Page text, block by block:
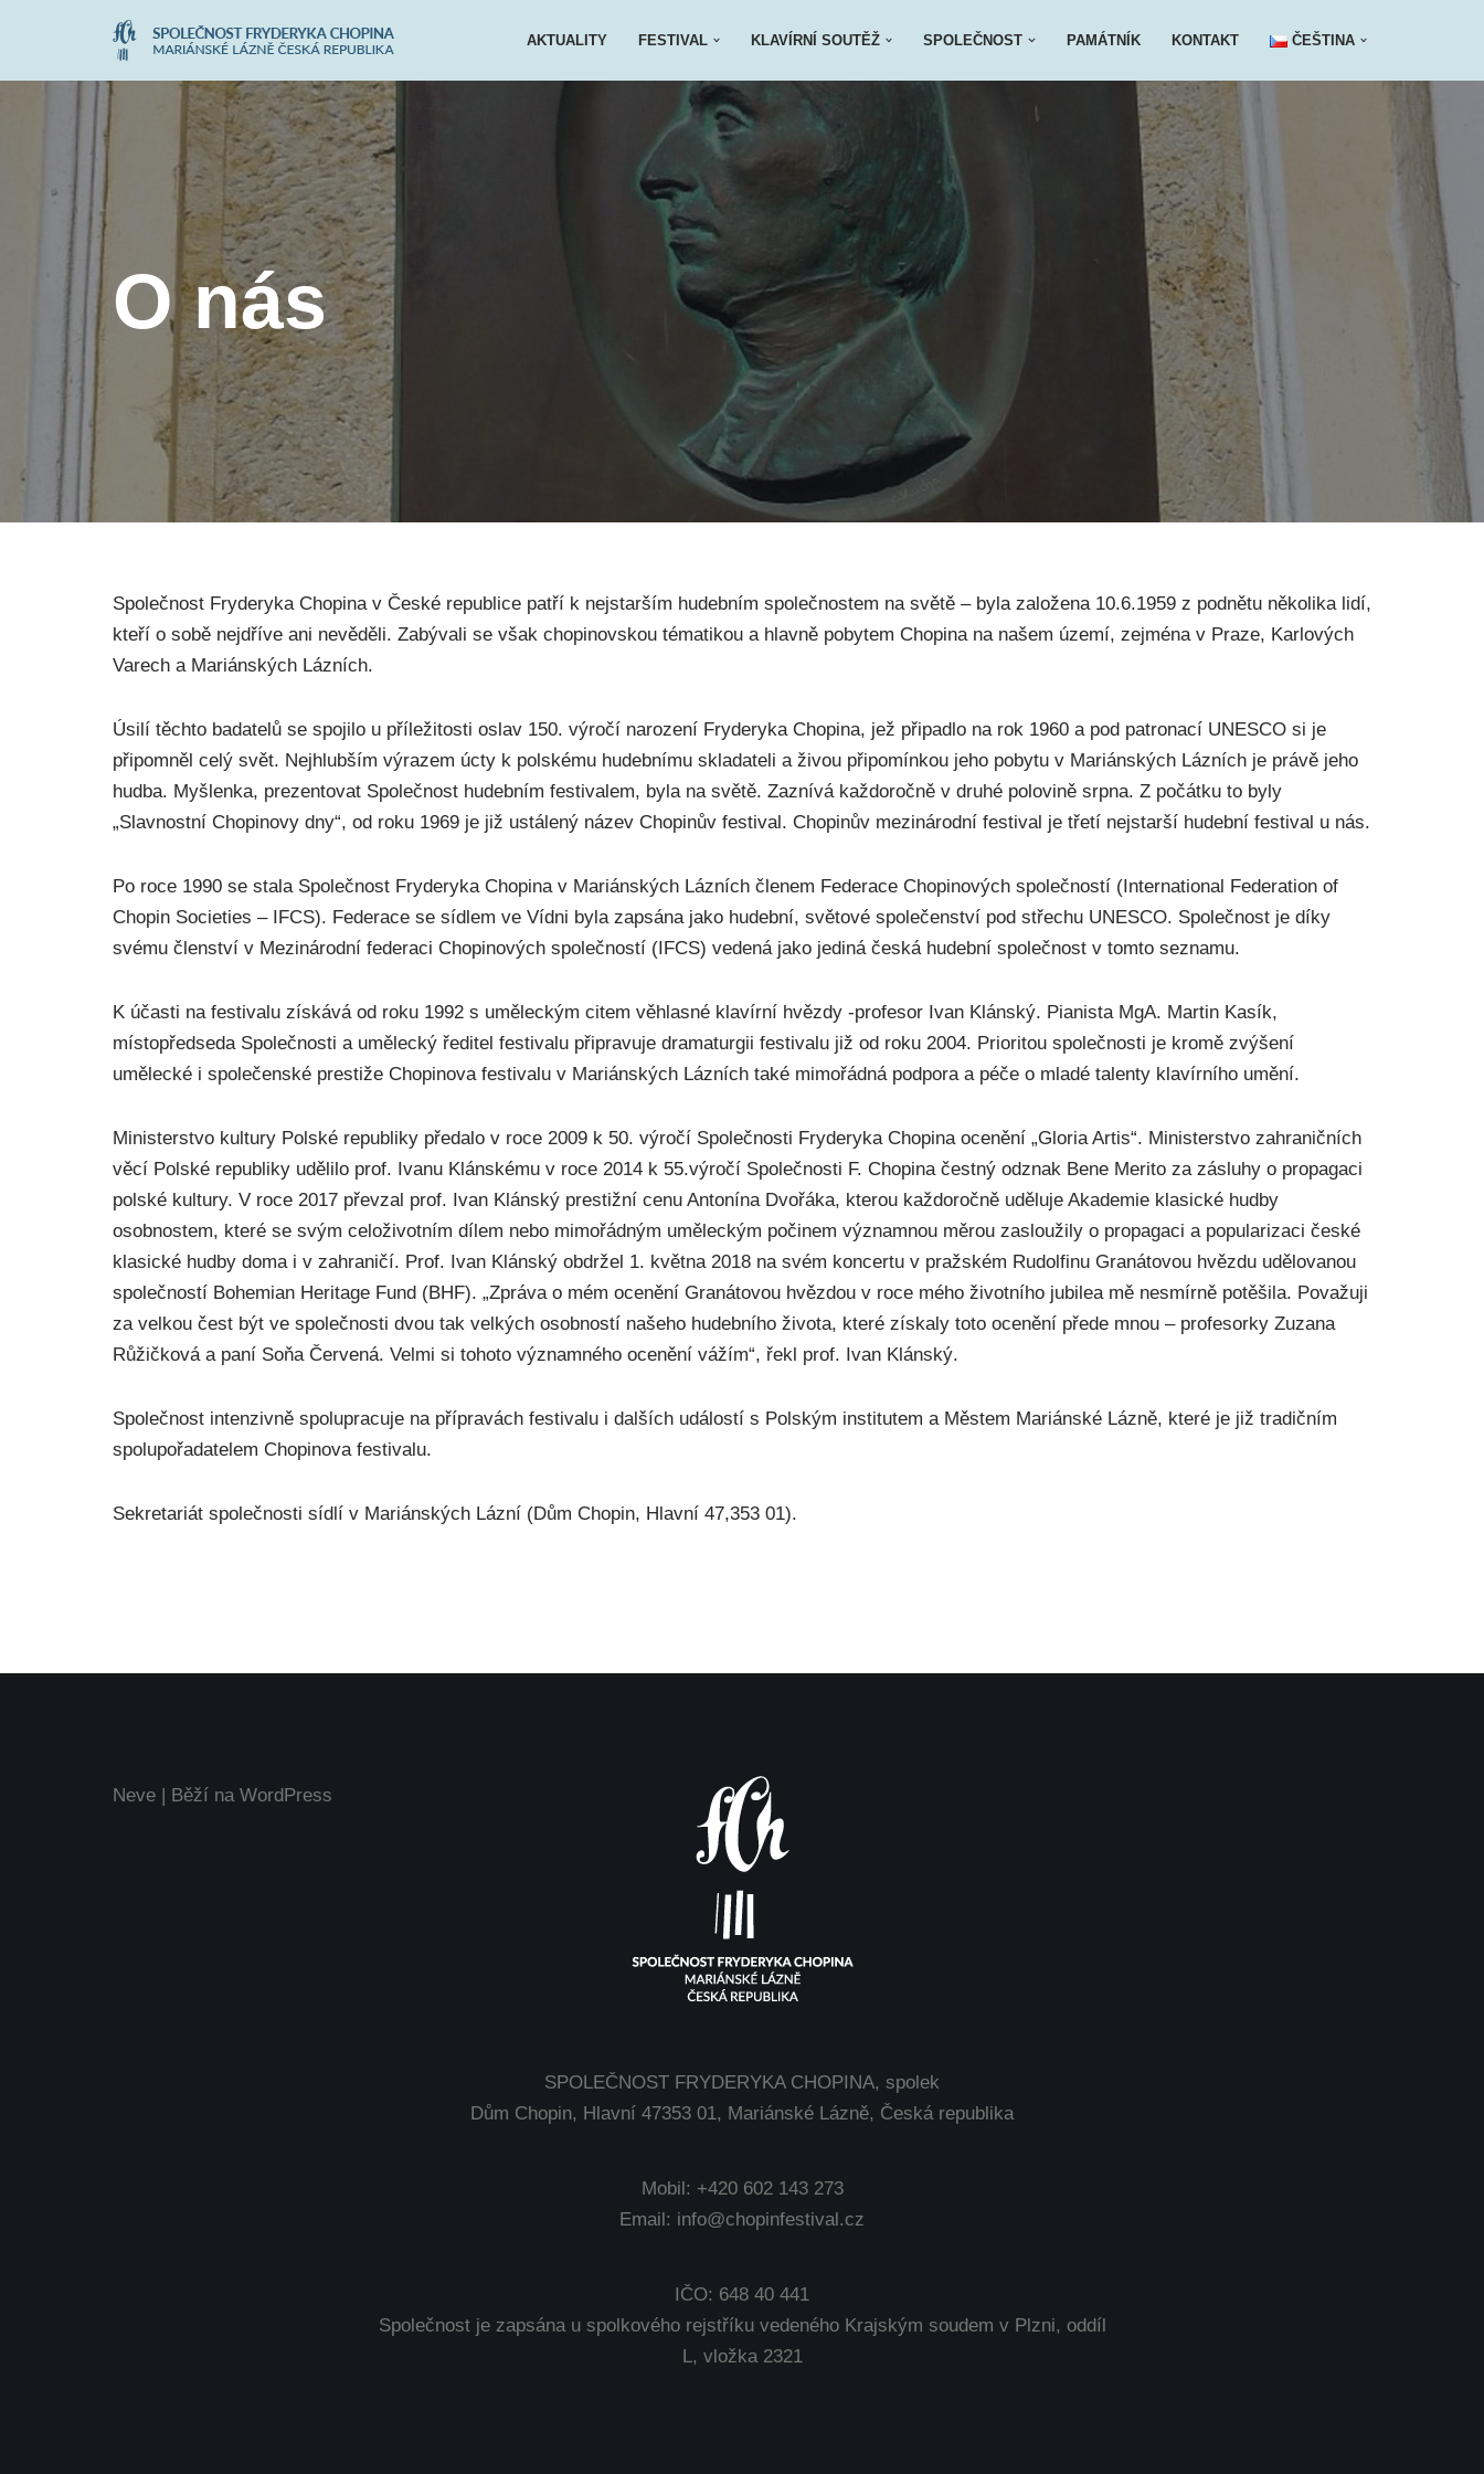
AKTUALITY FESTIVAL KLAVÍRNÍ SOUTĚŽ SPOLEČNOST PAMÁTNÍK KONTAKT ČEŠTINA
O nás
Společnost Fryderyka Chopina v České republice patří k nejstarším hudebním společnostem na světě – byla založena 10.6.1959 z podnětu několika lidí,
kteří o sobě nejdříve ani nevěděli. Zabývali se však chopinovskou tématikou a hlavně pobytem Chopina na našem území, zejména v Praze, Karlových
Varech a Mariánských Lázních.
Úsilí těchto badatelů se spojilo u příležitosti oslav 150. výročí narození Fryderyka Chopina, jež připadlo na rok 1960 a pod patronací UNESCO si je
připomněl celý svět. Nejhlubším výrazem úcty k polskému hudebnímu skladateli a živou připomínkou jeho pobytu v Mariánských Lázních je právě jeho
hudba. Myšlenka, prezentovat Společnost hudebním festivalem, byla na světě. Zaznívá každoročně v druhé polovině srpna. Z počátku to byly
„Slavnostní Chopinovy dny“, od roku 1969 je již ustálený název Chopinův festival. Chopinův mezinárodní festival je třetí nejstarší hudební festival u nás.
Po roce 1990 se stala Společnost Fryderyka Chopina v Mariánských Lázních členem Federace Chopinových společností (International Federation of
Chopin Societies – IFCS). Federace se sídlem ve Vídni byla zapsána jako hudební, světové společenství pod střechu UNESCO. Společnost je díky
svému členství v Mezinárodní federaci Chopinových společností (IFCS) vedená jako jediná česká hudební společnost v tomto seznamu.
K účasti na festivalu získává od roku 1992 s uměleckým citem věhlasné klavírní hvězdy -profesor Ivan Klánský. Pianista MgA. Martin Kasík,
místopředseda Společnosti a umělecký ředitel festivalu připravuje dramaturgii festivalu již od roku 2004. Prioritou společnosti je kromě zvýšení
umělecké i společenské prestiže Chopinova festivalu v Mariánských Lázních také mimořádná podpora a péče o mladé talenty klavírního umění.
Ministerstvo kultury Polské republiky předalo v roce 2009 k 50. výročí Společnosti Fryderyka Chopina ocenění „Gloria Artis“. Ministerstvo zahraničních
věcí Polské republiky udělilo prof. Ivanu Klánskému v roce 2014 k 55.výročí Společnosti F. Chopina čestný odznak Bene Merito za zásluhy o propagaci
polské kultury. V roce 2017 převzal prof. Ivan Klánský prestižní cenu Antonína Dvořáka, kterou každoročně uděluje Akademie klasické hudby
osobnostem, které se svým celoživotním dílem nebo mimořádným uměleckým počinem významnou měrou zasloužily o propagaci a popularizaci české
klasické hudby doma i v zahraničí. Prof. Ivan Klánský obdržel 1. května 2018 na svém koncertu v pražském Rudolfinu Granátovou hvězdu udělovanou
společností Bohemian Heritage Fund (BHF). „Zpráva o mém ocenění Granátovou hvězdou v roce mého životního jubilea mě nesmírně potěšila. Považuji
za velkou čest být ve společnosti dvou tak velkých osobností našeho hudebního života, které získaly toto ocenění přede mnou – profesorky Zuzana
Růžičková a paní Soňa Červená. Velmi si tohoto významného ocenění vážím“, řekl prof. Ivan Klánský.
Společnost intenzivně spolupracuje na přípravách festivalu i dalších událostí s Polským institutem a Městem Mariánské Lázně, které je již tradičním
spolupořadatelem Chopinova festivalu.
Sekretariát společnosti sídlí v Mariánských Lázní (Dům Chopin, Hlavní 47,353 01).
Neve | Běží na WordPress
SPOLEČNOST FRYDERYKA CHOPINA, spolek
Dům Chopin, Hlavní 47353 01, Mariánské Lázně, Česká republika
Mobil: +420 602 143 273
Email: info@chopinfestival.cz
IČO: 648 40 441
Společnost je zapsána u spolkového rejstříku vedeného Krajským soudem v Plzni, oddíl
L, vložka 2321